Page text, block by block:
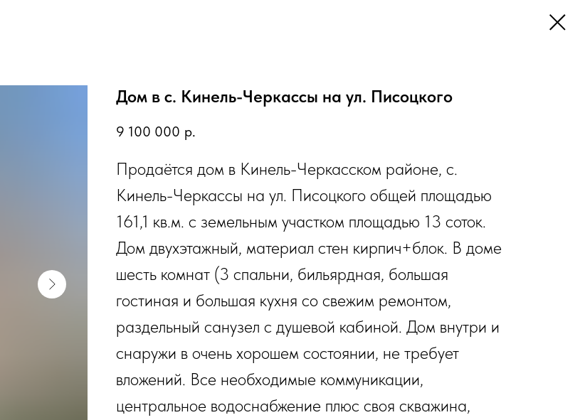
Дом в с. Кинель-Черкассы на ул. Писоцкого
9 100 000 р.
Продаётся дом в Кинель-Черкасском районе, с.
Кинель-Черкассы на ул. Писоцкого общей площадью
161,1 кв.м. с земельным участком площадью 13 соток.
Дом двухэтажный, материал стен кирпич+блок. В доме
шесть комнат (3 спальни, бильярдная, большая
гостиная и большая кухня со свежим ремонтом,
раздельный санузел с душевой кабиной. Дом внутри и
снаружи в очень хорошем состоянии, не требует
вложений. Все необходимые коммуникации,
центральное водоснабжение плюс своя скважина,